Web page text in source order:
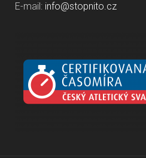
E-mail: info@stopnito.cz